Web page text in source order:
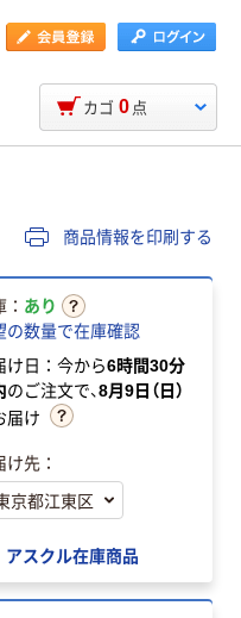
カゴ 0 点
商品情報を印刷する
あり
の数量で在庫確認
け日：今から6時間30分
のご注文で、8月9日（日）
届け
け先：
アスクル在庫商品